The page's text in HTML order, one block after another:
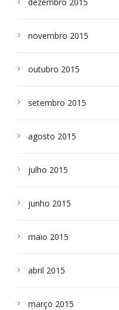
novembro 2015
outubro 2015
setembro 2015
agosto 2015
julho 2015
junho 2015
maio 2015
abril 2015
março 2015